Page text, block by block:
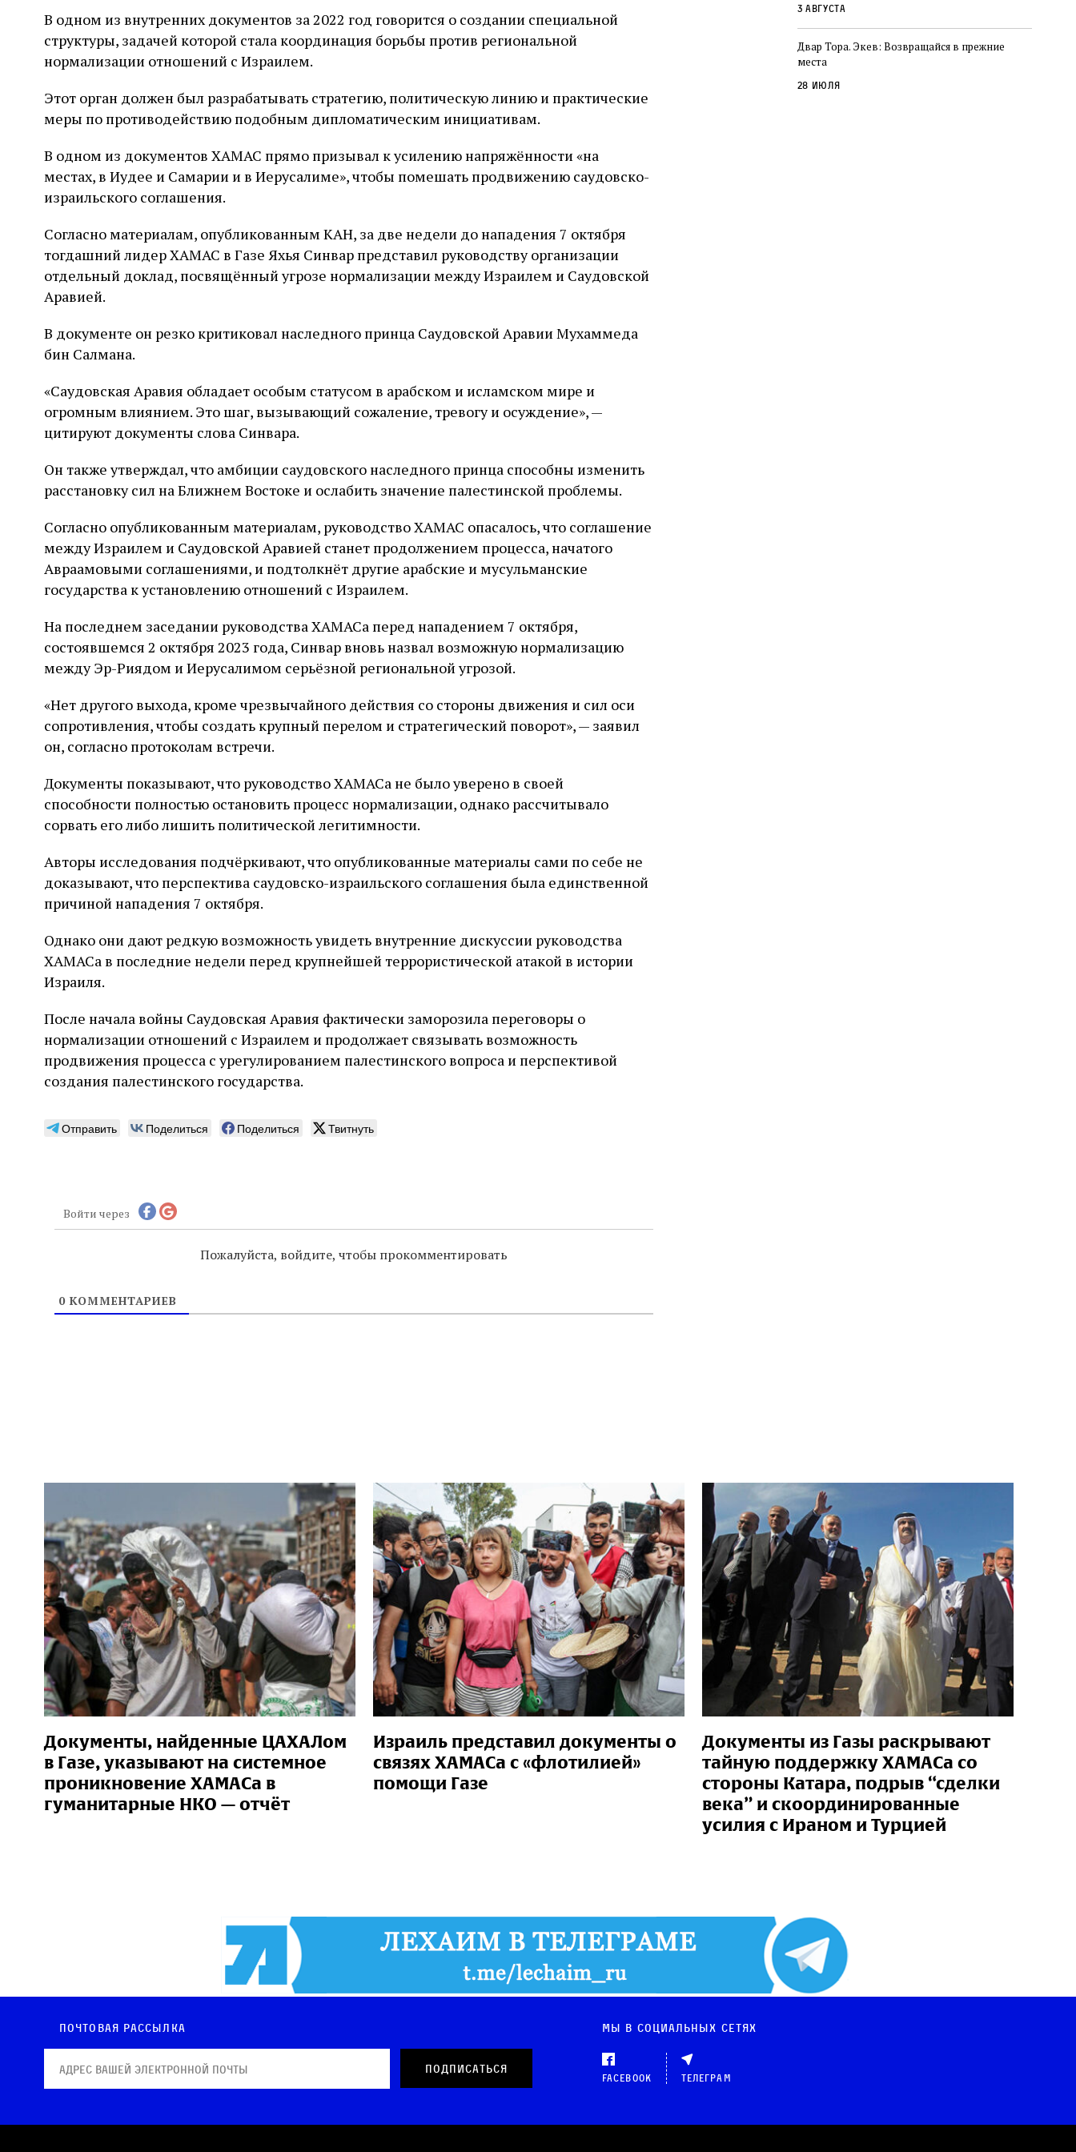
В одном из внутренних документов за 2022 год говорится о создании специальной
структуры, задачей которой стала координация борьбы против региональной
нормализации отношений с Израилем.
Этот орган должен был разрабатывать стратегию, политическую линию и практические
меры по противодействию подобным дипломатическим инициативам.
В одном из документов ХАМАС прямо призывал к усилению напряжённости «на
местах, в Иудее и Самарии и в Иерусалиме», чтобы помешать продвижению саудовско-
израильского соглашения.
Согласно материалам, опубликованным КАН, за две недели до нападения 7 октября
тогдашний лидер ХАМАС в Газе Яхья Синвар представил руководству организации
отдельный доклад, посвящённый угрозе нормализации между Израилем и Саудовской
Аравией.
В документе он резко критиковал наследного принца Саудовской Аравии Мухаммеда
бин Салмана.
«Саудовская Аравия обладает особым статусом в арабском и исламском мире и
огромным влиянием. Это шаг, вызывающий сожаление, тревогу и осуждение», —
цитируют документы слова Синвара.
Он также утверждал, что амбиции саудовского наследного принца способны изменить
расстановку сил на Ближнем Востоке и ослабить значение палестинской проблемы.
Согласно опубликованным материалам, руководство ХАМАС опасалось, что соглашение
между Израилем и Саудовской Аравией станет продолжением процесса, начатого
Авраамовыми соглашениями, и подтолкнёт другие арабские и мусульманские
государства к установлению отношений с Израилем.
На последнем заседании руководства ХАМАСа перед нападением 7 октября,
состоявшемся 2 октября 2023 года, Синвар вновь назвал возможную нормализацию
между Эр-Риядом и Иерусалимом серьёзной региональной угрозой.
«Нет другого выхода, кроме чрезвычайного действия со стороны движения и сил оси
сопротивления, чтобы создать крупный перелом и стратегический поворот», — заявил
он, согласно протоколам встречи.
Документы показывают, что руководство ХАМАСа не было уверено в своей
способности полностью остановить процесс нормализации, однако рассчитывало
сорвать его либо лишить политической легитимности.
Авторы исследования подчёркивают, что опубликованные материалы сами по себе не
доказывают, что перспектива саудовско-израильского соглашения была единственной
причиной нападения 7 октября.
Однако они дают редкую возможность увидеть внутренние дискуссии руководства
ХАМАСа в последние недели перед крупнейшей террористической атакой в истории
Израиля.
После начала войны Саудовская Аравия фактически заморозила переговоры о
нормализации отношений с Израилем и продолжает связывать возможность
продвижения процесса с урегулированием палестинского вопроса и перспективой
создания палестинского государства.
Отправить Поделиться Поделиться Твитнуть
Войти через
Пожалуйста, войдите, чтобы прокомментировать
0КОММЕНТАРИЕВ
3 августа
Двар Тора. Экев: Возвращайся в прежние
места
28 июля
Документы, найденные ЦАХАЛом
в Газе, указывают на системное
проникновение ХАМАСа в
гуманитарные НКО — отчёт
Израиль представил документы о
связях ХАМАСа с «флотилией»
помощи Газе
Документы из Газы раскрывают
тайную поддержку ХАМАСа со
стороны Катара, подрыв “сделки
века” и скоординированные
усилия с Ираном и Турцией
Почтовая рассылка Мы в социальных сетях
Facebook Телеграм